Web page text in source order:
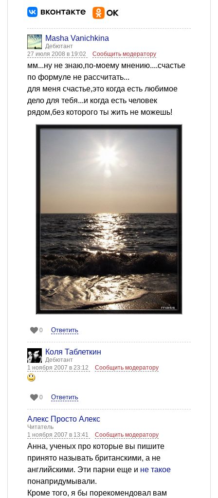
Masha Vanichkina
Дебютант
27 июля 2008 в 19:02
Сообщить модератору
мм...ну не знаю,по-моему мнению....счастье
по формуле не рассчитать...
для меня счастье,это когда есть любимое
дело для тебя...и когда есть человек
рядом,без которого ты жить не можешь!
0 Ответить
Коля Таблеткин
Дебютант
1 ноября 2007 в 23:12
Сообщить модератору
0 Ответить
Алекс Просто Алекс
Читатель
1 ноября 2007 в 13:41
Сообщить модератору
Анна, ученых про которые вы пишите
принято называть британскими, а не
английскими. Эти парни еще и не такое
понапридумывали.
Кроме того, я бы порекомендовал вам